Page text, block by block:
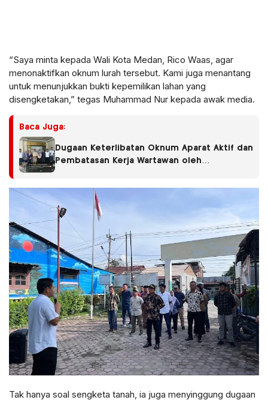
“Saya minta kepada Wali Kota Medan, Rico Waas, agar
menonaktifkan oknum lurah tersebut. Kami juga menantang
untuk menunjukkan bukti kepemilikan lahan yang
disengketakan,” tegas Muhammad Nur kepada awak media.
Baca Juga:
Dugaan Keterlibatan Oknum Aparat Aktif dan
Pembatasan Kerja Wartawan oleh
Fresindo Jaya
Tak hanya soal sengketa tanah, ia juga menyinggung dugaan